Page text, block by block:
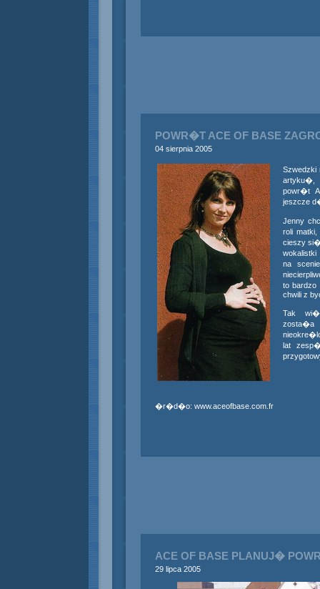
POWR�T ACE OF BASE
04 sierpnia 2005
Szwedzki
powr�t
jeszcze
Jenny
roli
cieszy
na
to
chwili z
Tak
lat
�r�d�o: www.aceofbase.com.fr
ACE OF BASE PLANUJ�
29 lipca 2005